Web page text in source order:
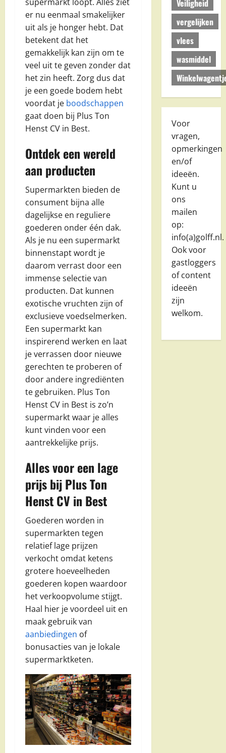
er nu eenmaal smakelijker
uit als je honger hebt. Dat
betekent dat het
gemakkelijk kan zijn om te
veel uit te geven zonder dat
het zin heeft. Zorg dus dat
je een goede bodem hebt
voordat je boodschappen
gaat doen bij Plus Ton
Henst CV in Best.
Ontdek een wereld
aan producten
Supermarkten bieden de
consument bijna alle
dagelijkse en reguliere
goederen onder één dak.
Als je nu een supermarkt
binnenstapt wordt je
daarom verrast door een
immense selectie van
producten. Dat kunnen
exotische vruchten zijn of
exclusieve voedselmerken.
Een supermarkt kan
inspirerend werken en laat
je verrassen door nieuwe
gerechten te proberen of
door andere ingrediënten
te gebruiken. Plus Ton
Henst CV in Best is zo’n
supermarkt waar je alles
kunt vinden voor een
aantrekkelijke prijs.
Alles voor een lage
prijs bij Plus Ton
Henst CV in Best
Goederen worden in
supermarkten tegen
relatief lage prijzen
verkocht omdat ketens
grotere hoeveelheden
goederen kopen waardoor
het verkoopvolume stijgt.
Haal hier je voordeel uit en
maak gebruik van
aanbiedingen of
bonusacties van je lokale
supermarktketen.
Veiligheid
vergelijken
vlees
wasmiddel
Voor
vragen,
opmerkingen
en/of
ideeën.
Kunt u
ons
mailen
op:
info(a)golff.nl.
Ook voor
gastloggers
of content
ideeën
zijn
welkom.